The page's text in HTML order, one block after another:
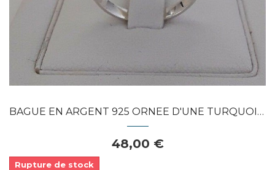
BAGUE EN ARGENT 925 ORNEE D'UNE TURQUOISE...
48,00 €
Rupture de stock